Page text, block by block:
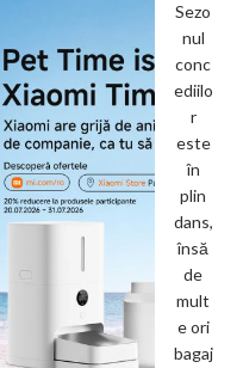
Sezo
nul
conc
ediilo
r
este
în
plin
dans,
însă
de
mult
e ori
bagaj